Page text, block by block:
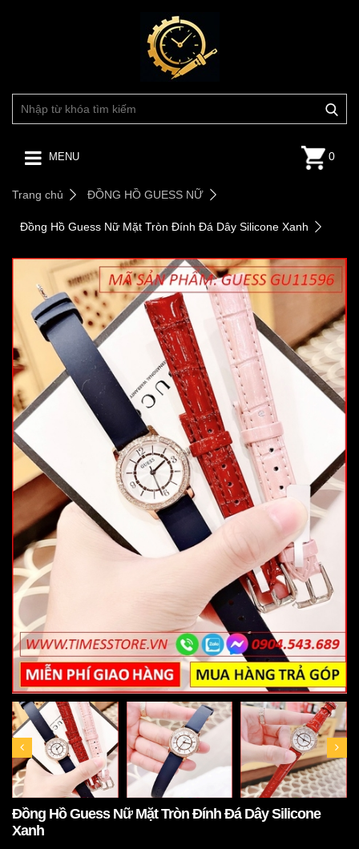
MENU 0
Trang chủ ĐỒNG HỒ GUESS NỮ
Đồng Hồ Guess Nữ Mặt Tròn Đính Đá Dây Silicone Xanh
Đồng Hồ Guess Nữ Mặt Tròn Đính Đá Dây Silicone
Xanh